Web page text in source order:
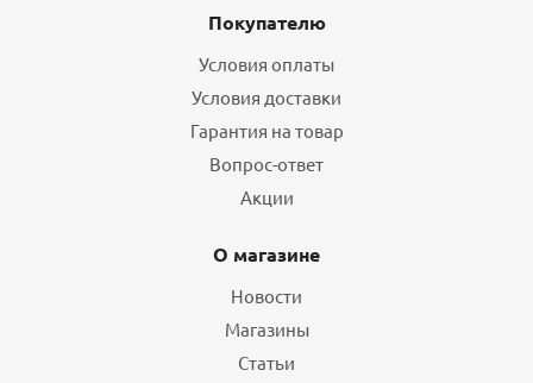
Покупателю
Условия оплаты
Условия доставки
Гарантия на товар
Вопрос-ответ
Акции
О магазине
Новости
Магазины
Статьи